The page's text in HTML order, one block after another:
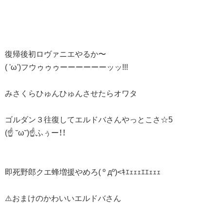
復帰後初ロヴァニエやるか〜
( 'ω')フウゥゥゥーーーーーーッッ!!!
みさくらひゅんひゅんさせたらオワタ
ゴルダン３往復してエルドバさんやっとこさ☆5
(☝ ˘ω˘)☝ふぅー！！
即死野郎クエ蜂増援やめろ( º дº)<ｷｴｪｪｪｴｴｪｪｪ
⚠️おまけのかわいいエルドバさん